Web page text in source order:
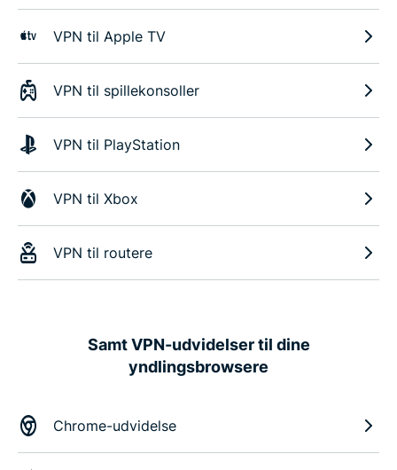
VPN til Apple TV
VPN til spillekonsoller
VPN til PlayStation
VPN til Xbox
VPN til routere
Samt VPN-udvidelser til dine
yndlingsbrowsere
Chrome-udvidelse